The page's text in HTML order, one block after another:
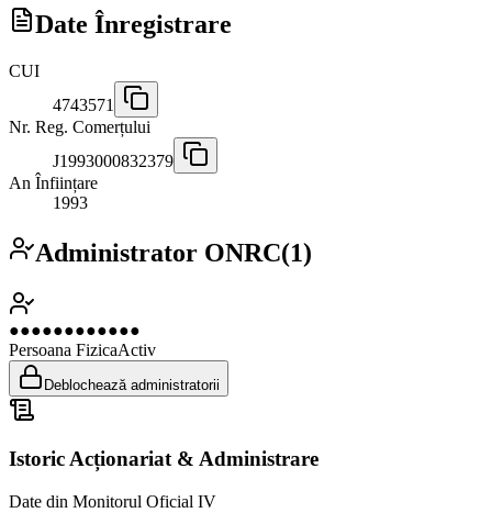
Date Înregistrare
CUI
4743571
Nr. Reg. Comerțului
J1993000832379
An Înființare
1993
Administrator ONRC(1)
●●●●●●●●●●●●
Persoana FizicaActiv
Deblochează administratorii
Istoric Acționariat & Administrare
Date din Monitorul Oficial IV